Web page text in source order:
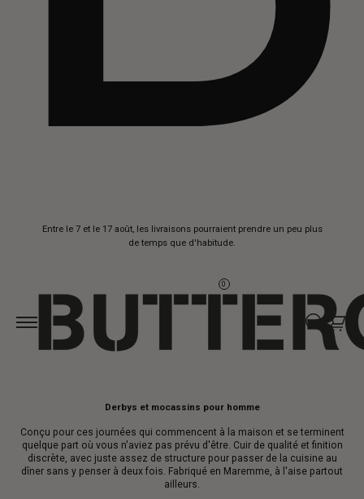
Entre le 7 et le 17 août, les livraisons pourraient prendre un peu plus
de temps que d'habitude.
0
Derbys et mocassins pour homme
Conçu pour ces journées qui commencent à la maison et se terminent
quelque part où vous n'aviez pas prévu d'être. Cuir de qualité et finition
discrète, avec juste assez de structure pour passer de la cuisine au
dîner sans y penser à deux fois. Fabriqué en Maremme, à l'aise partout
ailleurs.